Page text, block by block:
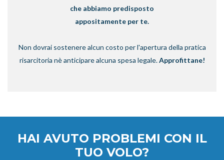
che abbiamo predisposto
appositamente per te.
Non dovrai sostenere alcun costo per l'apertura della pratica
risarcitoria nè anticipare alcuna spesa legale.Approfittane!
HAI AVUTO PROBLEMI CON IL
TUO VOLO?